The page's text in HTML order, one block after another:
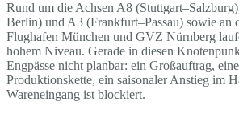
Rund um die Achsen A8
Berlin) und A3 (Frankfurt–Passau) sowie an
Flughafen München und GVZ Nürnberg
hohem Niveau. Gerade in diesen
Engpässe nicht planbar: ein Großauftrag,
Produktionskette, ein saisonaler Anstieg im
Wareneingang ist blockiert.